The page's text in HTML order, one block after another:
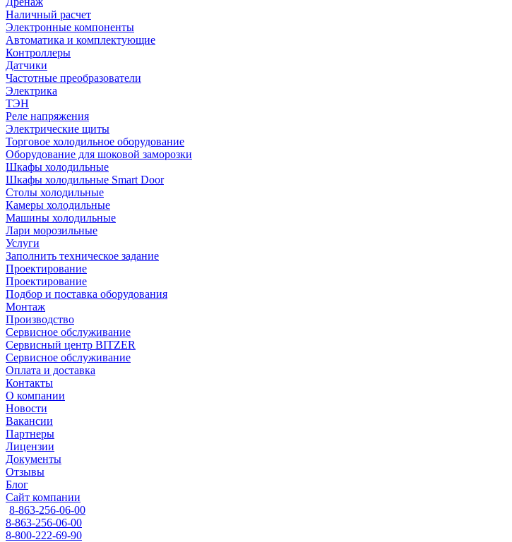
Наличный расчет
Электронные компоненты
Автоматика и комплектующие
Контроллеры
Датчики
Частотные преобразователи
Электрика
ТЭН
Реле напряжения
Электрические щиты
Торговое холодильное оборудование
Оборудование для шоковой заморозки
Шкафы холодильные
Шкафы холодильные Smart Door
Столы холодильные
Камеры холодильные
Машины холодильные
Лари морозильные
Услуги
Заполнить техническое задание
Проектирование
Проектирование
Подбор и поставка оборудования
Монтаж
Производство
Сервисное обслуживание
Сервисный центр BITZER
Сервисное обслуживание
Оплата и доставка
Контакты
О компании
Новости
Вакансии
Партнеры
Лицензии
Документы
Отзывы
Блог
Сайт компании
8-863-256-06-00
8-863-256-06-00
8-800-222-69-90